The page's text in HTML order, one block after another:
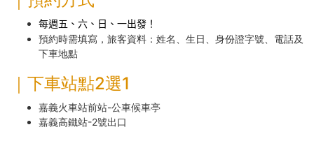
每週五、六、日、一出發！
預約時需填寫，旅客資料： 姓名、生日、身份證字號、電話及
下車地點
｜下車站點2選1
嘉義火車站前站-公車候車亭
嘉義高鐵站-2號出口